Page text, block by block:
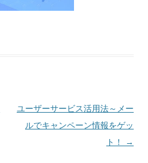
ユーザーサービス活用法～メー
ルでキャンペーン情報をゲッ
ト！
→